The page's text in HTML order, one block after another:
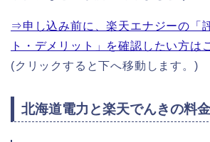
⇒申し込み前に、楽天エナジーの「
ト・デメリット」を確認したい方は
(クリックすると下へ移動します。)
北海道電力と楽天でんきの料